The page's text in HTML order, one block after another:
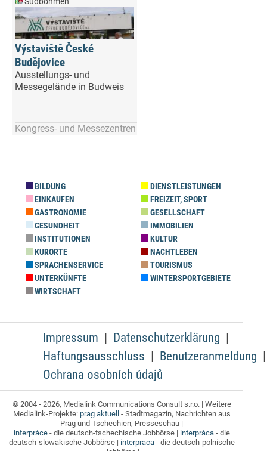
Výstaviště České
Budějovice
Ausstellungs- und
Messegelände in Budweis
Kongress- und Messezentren
BILDUNG
DIENSTLEISTUNGEN
EINKAUFEN
FREIZEIT, SPORT
GASTRONOMIE
GESELLSCHAFT
GESUNDHEIT
IMMOBILIEN
INSTITUTIONEN
KULTUR
KURORTE
NACHTLEBEN
SPRACHENSERVICE
TOURISMUS
UNTERKÜNFTE
WINTERSPORTGEBIETE
WIRTSCHAFT
Impressum
Datenschutzerklärung
Haftungsausschluss
Benutzeranmeldung
Ochrana osobních údajů
© 2004 - 2026, Medialink Communications Consult s.r.o. | Weitere
Medialink-Projekte: prag aktuell - Stadtmagazin, Nachrichten aus
Prag und Tschechien, Presseschau |
interpráce- die deutsch-tschechische Jobbörse | interpráca- die
deutsch-slowakische Jobbörse | interpraca- die deutsch-polnische